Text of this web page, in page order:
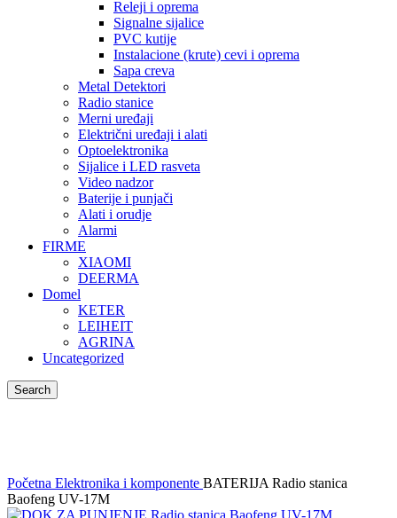
Releji i oprema
Signalne sijalice
PVC kutije
Instalacione (krute) cevi i oprema
Sapa creva
Metal Detektori
Radio stanice
Merni uređaji
Električni uređaji i alati
Optoelektronika
Sijalice i LED rasveta
Video nadzor
Baterije i punjači
Alati i orudje
Alarmi
FIRME
XIAOMI
DEERMA
Domel
KETER
LEIHEIT
AGRINA
Uncategorized
Search
Početna Elektronika i komponente BATERIJA Radio stanica
Baofeng UV-17M